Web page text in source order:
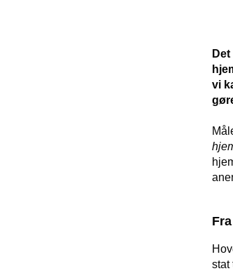
vi
stat